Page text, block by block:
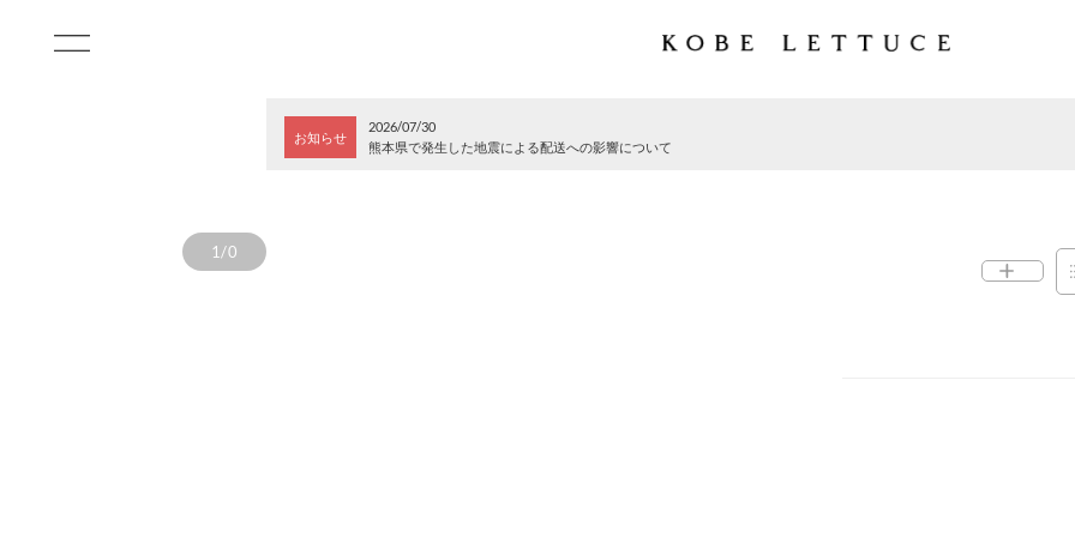
お知らせ
2026/07/30
熊本県で発生した地震による配送への影響について
1/0